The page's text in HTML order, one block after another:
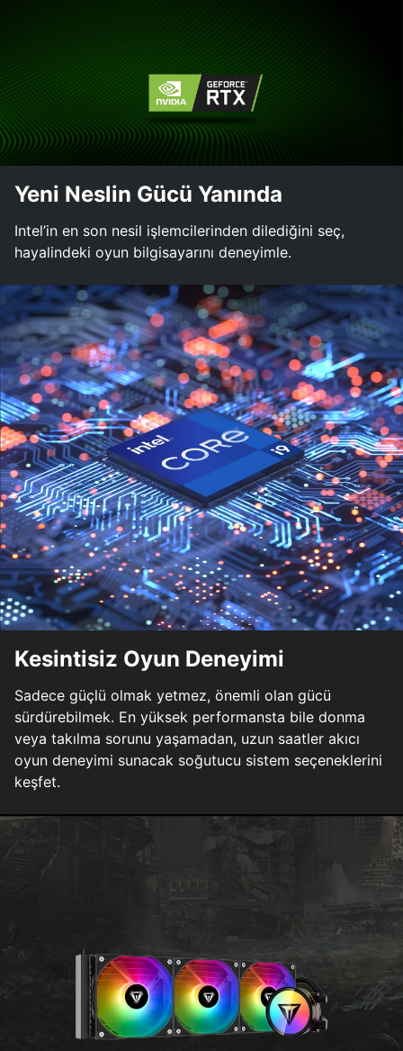
Yeni Neslin Gücü Yanında
Intel’in en son nesil işlemcilerinden dilediğini seç,
hayalindeki oyun bilgisayarını deneyimle.
Kesintisiz Oyun Deneyimi
Sadece güçlü olmak yetmez, önemli olan gücü
sürdürebilmek. En yüksek performansta bile donma
veya takılma sorunu yaşamadan, uzun saatler akıcı
oyun deneyimi sunacak soğutucu sistem seçeneklerini
keşfet.